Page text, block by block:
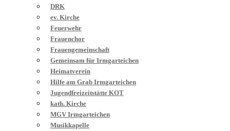
DRK
ev. Kirche
Feuerwehr
Frauenchor
Frauengemeinschaft
Gemeinsam für Irmgarteichen
Heimatverein
Hilfe am Grab Irmgarteichen
Jugendfreizeitstätte KOT
kath. Kirche
MGV Irmgarteichen
Musikkapelle